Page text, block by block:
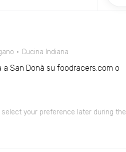
Cucina Indiana
San Donà su foodracers.com o
your preference later during the